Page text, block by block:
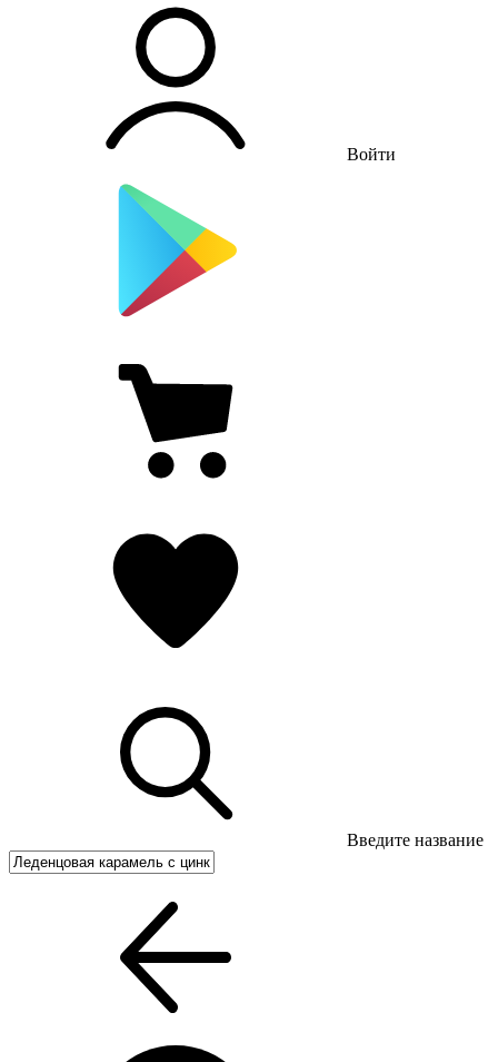
Войти
Введите название